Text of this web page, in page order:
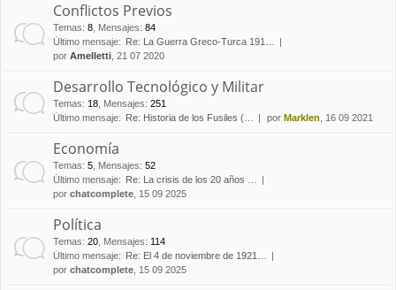
Conflictos Previos
Temas: 8 Mensajes: 84
Último mensaje:
Re: La Guerra Greco-Turca 191…
por Amelletti , 21 07 2020
Desarrollo Tecnológico y Militar
Temas: 18 Mensajes: 251
Último mensaje:
Re: Historia de los Fusiles (… por Marklen , 16 09 2021
Economía
Temas: 5 Mensajes: 52
Último mensaje:
Re: La crisis de los 20 años …
por chatcomplete , 15 09 2025
Política
Temas: 20 Mensajes: 114
Último mensaje:
Re: El 4 de noviembre de 1921…
por chatcomplete , 15 09 2025